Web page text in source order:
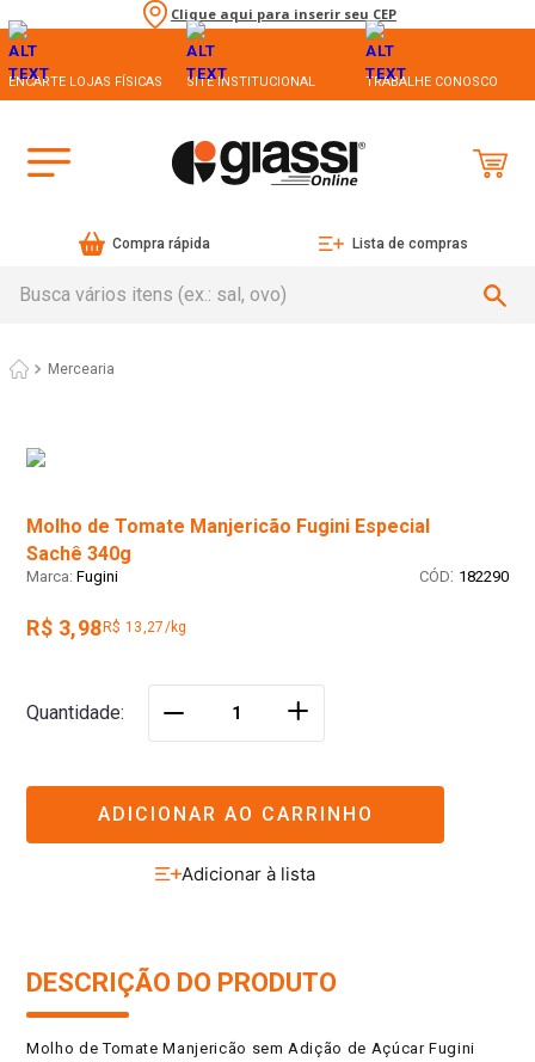
Clique aqui para inserir seu CEP
ENCARTE LOJAS FÍSICAS SITE INSTITUCIONAL TRABALHE CONOSCO
Compra rápida Lista de compras
Mercearia
Molho de Tomate Manjericão Fugini Especial
Sachê 340g
Fugini : 182290
R$ 3,98 R$ 13,27/kg
Quantidade ＋
ADICIONAR AO CARRINHO
DESCRIÇÃO DO PRODUTO
Molho de Tomate Manjericão sem Adição de Açúcar Fugini